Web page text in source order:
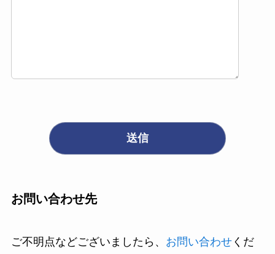
お問い合わせ先
ご不明点などございましたら、 お問い合わせくだ